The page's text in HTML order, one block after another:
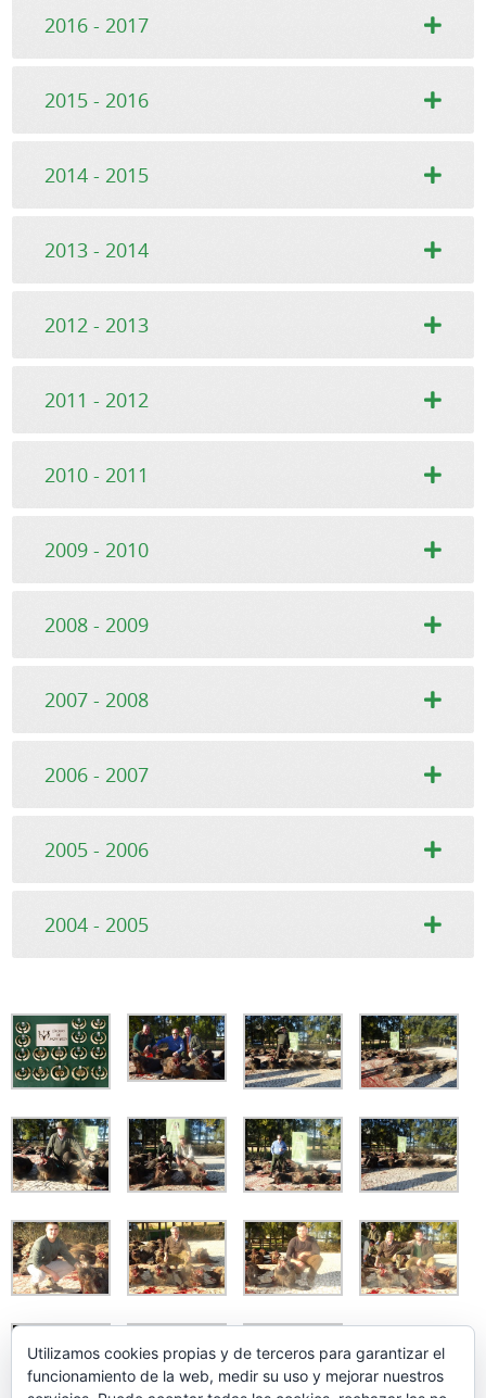
2016 - 2017
2015 - 2016
2014 - 2015
2013 - 2014
2012 - 2013
2011 - 2012
2010 - 2011
2009 - 2010
2008 - 2009
2007 - 2008
2006 - 2007
2005 - 2006
2004 - 2005
Utilizamos cookies propias y de terceros para garantizar el
funcionamiento de la web, medir su uso y mejorar nuestros